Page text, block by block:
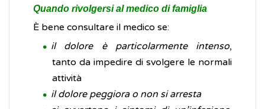
Quando rivolgersi al medico di famiglia
È bene consultare il medico se:
il dolore è particolarmente intenso,
tanto da impedire di svolgere le normali
attività
il dolore peggiora o non si arresta